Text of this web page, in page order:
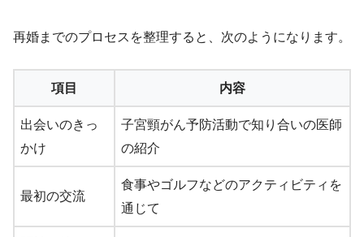
再婚までのプロセスを整理すると、次のようになります。
項目 内容
出会いのきっ
かけ
子宮頸がん予防活動で知り合いの医師
の紹介
最初の交流
食事やゴルフなどのアクティビティを
通じて